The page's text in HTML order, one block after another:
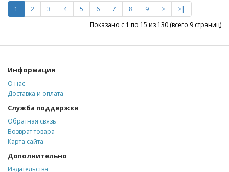
1 2 3 4 5 6 7 8 9 >
>|
Показано с 1 по 15 из 130 (всего 9 страниц)
Информация
О нас
Доставка и оплата
Служба поддержки
Обратная связь
Возврат товара
Карта сайта
Дополнительно
Издательства